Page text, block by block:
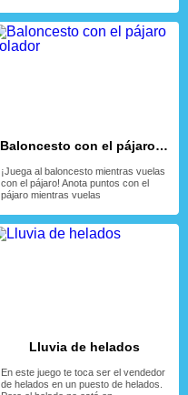
Baloncesto con el pájaro volador
¡Juega al baloncesto mientras vuelas
con el pájaro! Anota puntos con el
pájaro mientras vuelas
Lluvia de helados
En este juego te toca ser el vendedor
de helados en un puesto de helados.